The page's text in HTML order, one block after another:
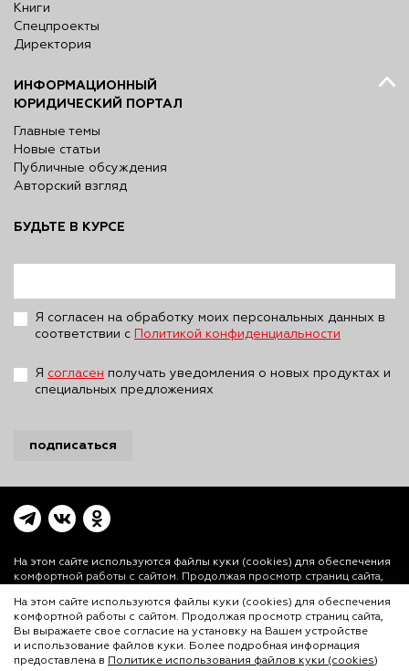
Книги
Спецпроекты
Директория
ИНФОРМАЦИОННЫЙ
ЮРИДИЧЕСКИЙ ПОРТАЛ
Главные темы
Новые статьи
Публичные обсуждения
Авторский взгляд
БУДЬТЕ В КУРСЕ
Я согласен на обработку моих персональных данных в
соответствии с Политикой конфиденциальности
Я согласен получать уведомления о новых продуктах и
специальных предложениях
подписаться
На этом сайте используются файлы куки (cookies) для обеспечения
комфортной работы с сайтом. Продолжая просмотр страниц сайта,
использование файлов куки. Более подробная информация
предоставлена вПолитике использования файлов куки (cookies)и
Политике конфиденциальности.
© ООО «Лигал Академия» 2016-2026.
На этом сайте используются файлы куки (cookies) для обеспечения
комфортной работы с сайтом. Продолжая просмотр страниц сайта,
Вы выражаете свое согласие на установку на Вашем устройстве
и использование файлов куки. Более подробная информация
предоставлена в Политике использования файлов куки (cookies)